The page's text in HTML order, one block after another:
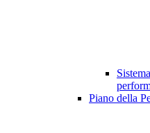
Piano della